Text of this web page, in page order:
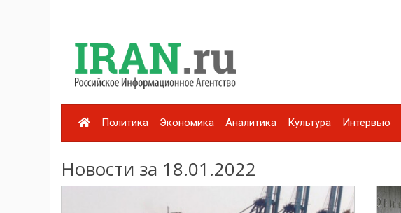
Политика Экономика Аналитика Культура Интервью
Новости за 18.01.2022